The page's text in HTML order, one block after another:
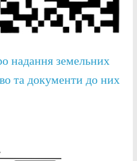
надання земельних
та документи до них